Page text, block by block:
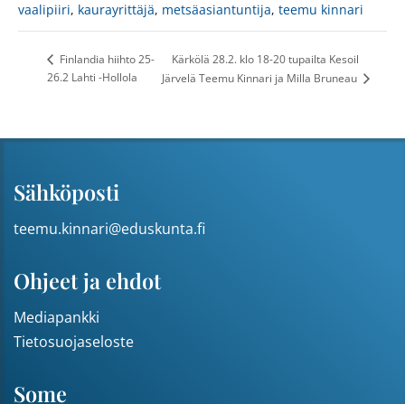
vaalipiiri, kaurayrittäjä, metsäasiantuntija, teemu kinnari
Finlandia hiihto 25-
26.2 Lahti -Hollola
Kärkölä 28.2. klo 18-20 tupailta Kesoil
Järvelä Teemu Kinnari ja Milla Bruneau
Sähköposti
teemu.kinnari@eduskunta.fi
Ohjeet ja ehdot
Mediapankki
Tietosuojaseloste
Some